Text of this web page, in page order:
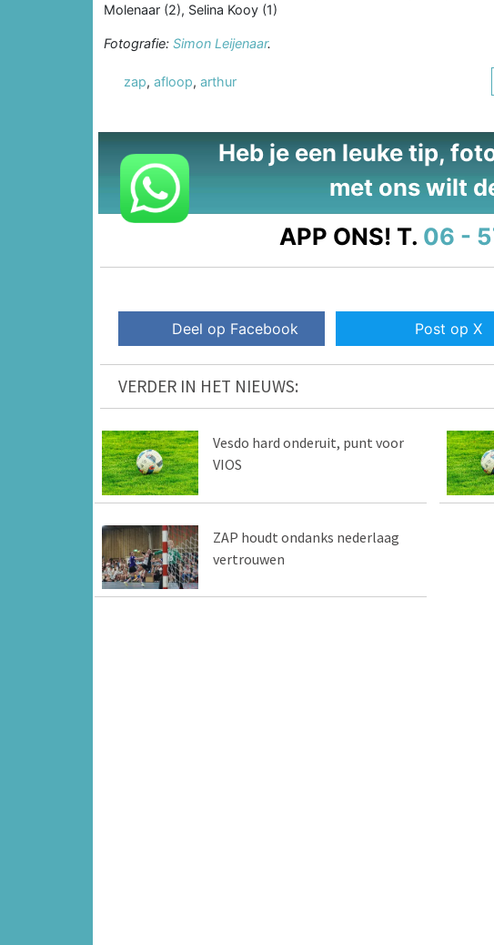
Molenaar (2), Selina Kooy (1)
Fotografie: Simon Leijenaar.
zap, afloop, arthur
Heb je een leuke tip,
met ons wilt
APP ONS! T. 06 -
Deel op Facebook Post op X
VERDER IN HET NIEUWS:
Vesdo hard onderuit, punt voor
VIOS
ZAP houdt ondanks nederlaag
vertrouwen